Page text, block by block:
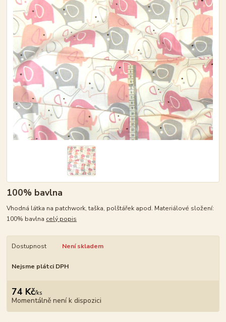
100% bavlna
Vhodná látka na patchwork, taška, polštářek apod. Materiálové složení:
100% bavlna celý popis
Dostupnost Není skladem
Nejsme plátci DPH
74 Kč/ks
Momentálně není k dispozici